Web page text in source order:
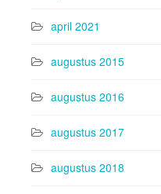
april 2021
augustus 2015
augustus 2016
augustus 2017
augustus 2018